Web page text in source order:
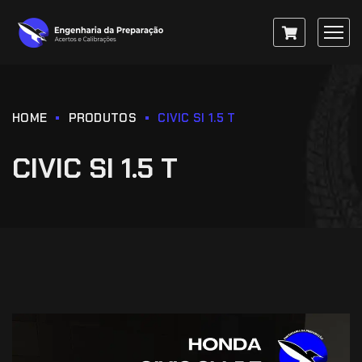
HOME PRODUTOS CIVIC SI 1.5 T
CIVIC SI 1.5 T